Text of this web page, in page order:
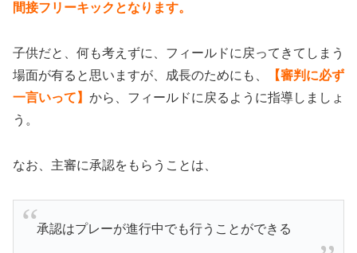
間接フリーキックとなります。
子供だと、何も考えずに、フィールドに戻ってきてしまう
場面が有ると思いますが、成長のためにも、
【審判に必ず
一言いって】 から、フィールドに戻るように指導しましょ
う。
なお、主審に承認をもらうことは、
承認はプレーが進行中でも行うことができる